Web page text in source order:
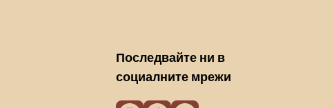
Последвайте ни в
социалните мрежи